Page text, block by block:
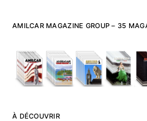
AMILCAR MAGAZINE GROUP – 35
À DÉCOUVRIR